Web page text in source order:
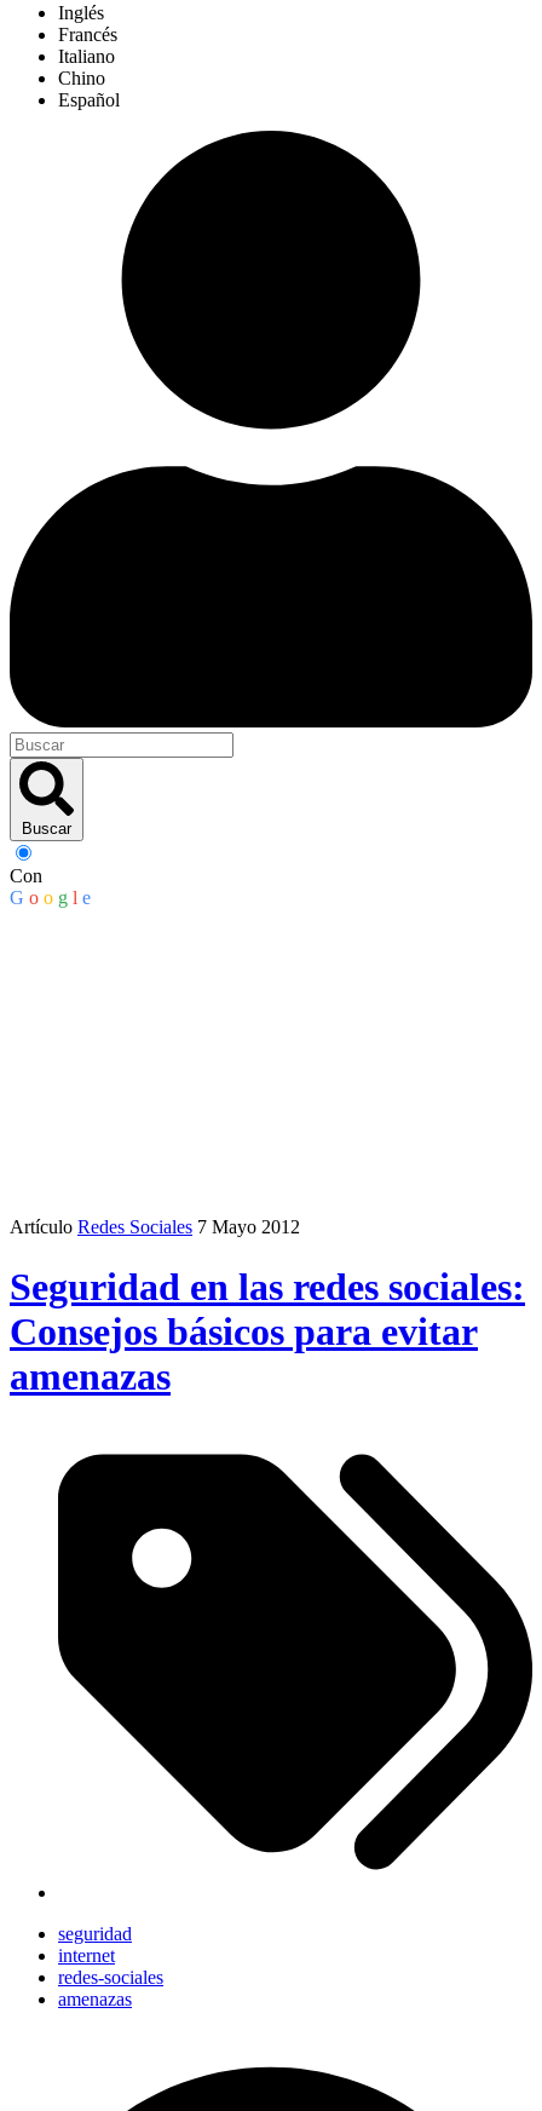
Inglés
Francés
Italiano
Chino
Español
Buscar
Con
G o o g l e
Artículo Redes Sociales 7 Mayo 2012
Seguridad en las redes sociales:
Consejos básicos para evitar
amenazas
seguridad
internet
redes-sociales
amenazas